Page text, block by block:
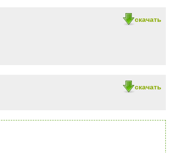
скачать
скачать